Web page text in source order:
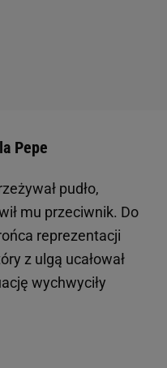
Pepe
pudło,
mu przeciwnik. Do
reprezentacji
z ulgą ucałował
wychwyciły